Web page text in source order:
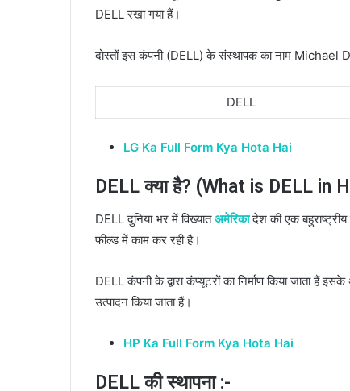
DELL रखा गया हैं।
दोस्तों इस कंपनी (DELL) के संस्थापक का नाम Michael
DELL
LG Ka Full Form Kya Hota Hai
DELL क्या है? (What is DELL in
DELL दुनिया भर में विख्यातअमेरिकादेश की एक
फील्ड में काम कर रही है।
DELL कंपनी के द्वारा कंप्यूटरों का निर्माण किया जाता हैं
उत्पादन किया जाता हैं।
HP Ka Full Form Kya Hota Hai
DELL की स्थापना :-